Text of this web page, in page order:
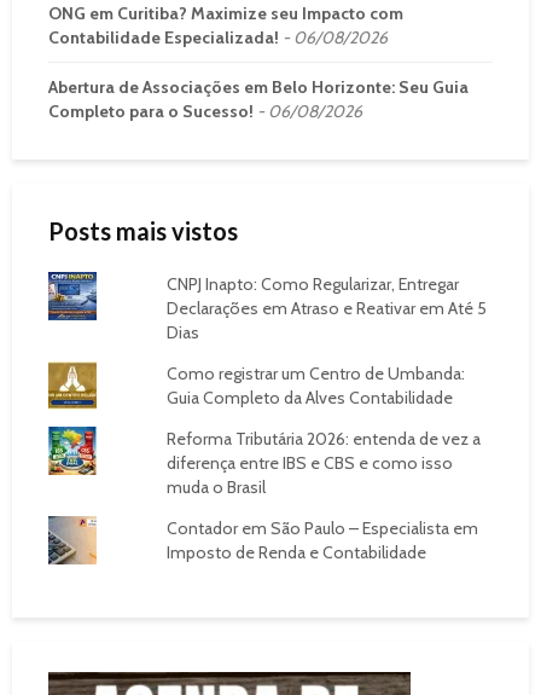
ONG em Curitiba? Maximize seu Impacto com
Contabilidade Especializada!
06/08/2026
Abertura de Associações em Belo Horizonte: Seu Guia
Completo para o Sucesso!
06/08/2026
Posts mais vistos
CNPJ Inapto: Como Regularizar, Entregar
Declarações em Atraso e Reativar em Até 5
Dias
Como registrar um Centro de Umbanda:
Guia Completo da Alves Contabilidade
Reforma Tributária 2026: entenda de vez a
diferença entre IBS e CBS e como isso
muda o Brasil
Contador em São Paulo – Especialista em
Imposto de Renda e Contabilidade